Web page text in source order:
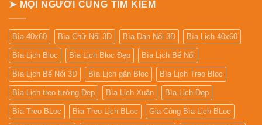
➤ MỌI NGƯỜI CŨNG TÌM KIẾM
Bìa 40x60 Bìa Chữ Nổi 3D Bìa Dán Nổi 3D Bìa Lịch 40x60
Bìa Lịch Bloc Bìa Lịch Bloc Đẹp Bìa Lịch Bế Nổi
Bìa Lịch Bế Nổi 3D Bìa Lịch gắn Bloc Bìa Lịch Treo Bloc
Bìa Lịch treo tường Đẹp Bìa Lịch Xuân Bìa Lịch Đẹp
Bìa Treo BLoc Bìa Treo Lịch BLoc Gia Công Bìa Lịch BLoc